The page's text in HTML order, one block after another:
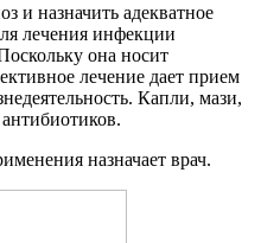
и назначить адекватное
лечения инфекции
она носит
лечение дает прием
Капли, мази,
назначает врач.